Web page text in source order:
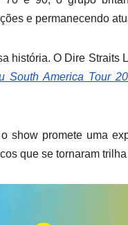
e permanecendo
história. O Dire
South America Tour
show promete uma
que se tornaram